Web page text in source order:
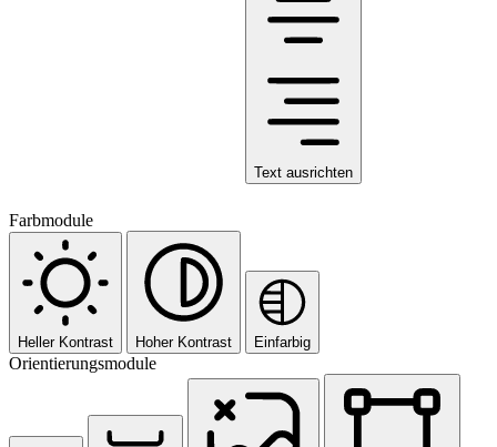
Text ausrichten
Farbmodule
Heller Kontrast Hoher Kontrast Einfarbig
Orientierungsmodule